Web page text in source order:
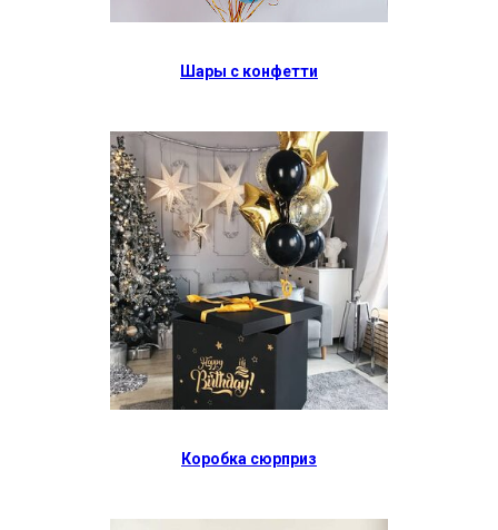
Шары с конфетти
Коробка сюрприз